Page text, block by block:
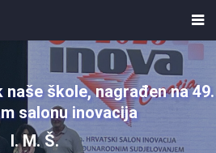
škole, nagrađen na 49.
salonu inovacija
I. M. Š.